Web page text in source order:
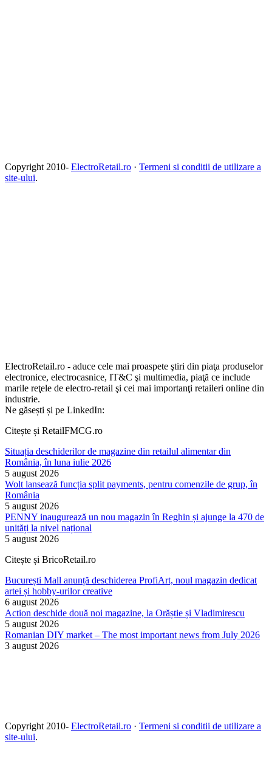
Copyright 2010- ElectroRetail.ro · Termeni si conditii de utilizare a
site-ului.
ElectroRetail.ro - aduce cele mai proaspete ştiri din piaţa produselor
electronice, electrocasnice, IT&C şi multimedia, piaţă ce include
marile reţele de electro-retail şi cei mai importanţi retaileri online din
industrie.
Ne găsești și pe LinkedIn:
Citește și RetailFMCG.ro
Situația deschiderilor de magazine din retailul alimentar din
România, în luna iulie 2026
5 august 2026
Wolt lansează funcția split payments, pentru comenzile de grup, în
România
5 august 2026
PENNY inaugurează un nou magazin în Reghin și ajunge la 470 de
unități la nivel național
5 august 2026
Citește și BricoRetail.ro
București Mall anunță deschiderea ProfiArt, noul magazin dedicat
artei și hobby-urilor creative
6 august 2026
Action deschide două noi magazine, la Orăștie și Vladimirescu
5 august 2026
Romanian DIY market – The most important news from July 2026
3 august 2026
Copyright 2010- ElectroRetail.ro · Termeni si conditii de utilizare a
site-ului.